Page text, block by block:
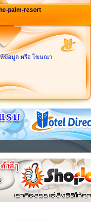
palm-resort
ข้อมูล หรือ โฆษณา